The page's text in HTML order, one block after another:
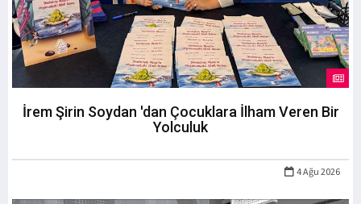
İrem Şirin Soydan 'dan Çocuklara İlham Veren Bir
Yolculuk
4 Ağu 2026